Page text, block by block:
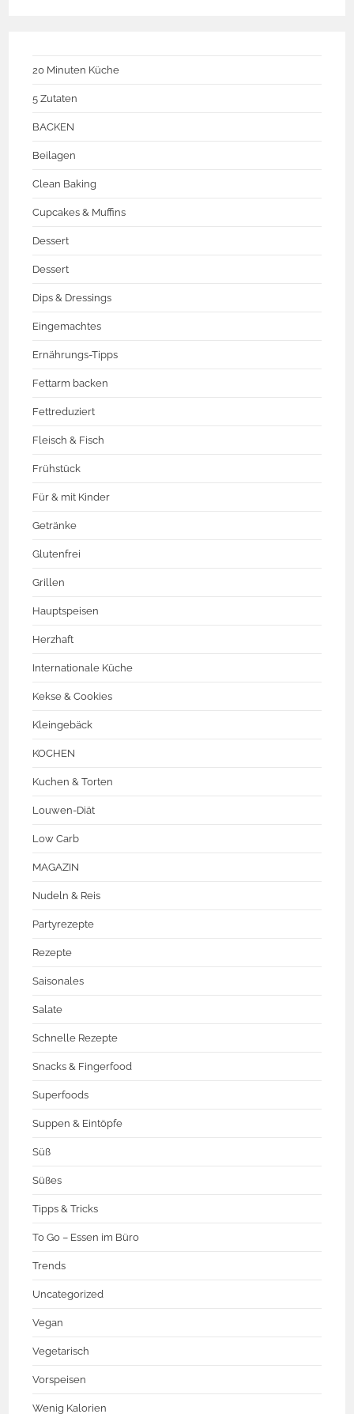
20 Minuten Küche
5 Zutaten
BACKEN
Beilagen
Clean Baking
Cupcakes & Muffins
Dessert
Dessert
Dips & Dressings
Eingemachtes
Ernährungs-Tipps
Fettarm backen
Fettreduziert
Fleisch & Fisch
Frühstück
Für & mit Kinder
Getränke
Glutenfrei
Grillen
Hauptspeisen
Herzhaft
Internationale Küche
Kekse & Cookies
Kleingebäck
KOCHEN
Kuchen & Torten
Louwen-Diät
Low Carb
MAGAZIN
Nudeln & Reis
Partyrezepte
Rezepte
Saisonales
Salate
Schnelle Rezepte
Snacks & Fingerfood
Superfoods
Suppen & Eintöpfe
Süß
Süßes
Tipps & Tricks
To Go – Essen im Büro
Trends
Uncategorized
Vegan
Vegetarisch
Vorspeisen
Wenig Kalorien